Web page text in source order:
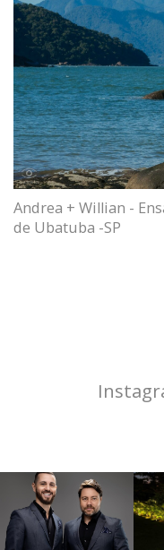
Andrea + Willian -
de Ubatuba -SP